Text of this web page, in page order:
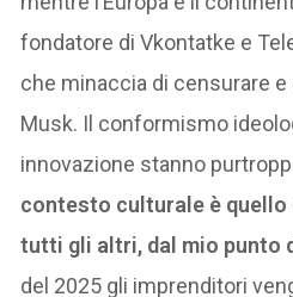
fondatore di Vkontatke e
che minaccia di censurare e
Musk. Il conformismo
innovazione stanno
contesto culturale è quello
tutti gli altri, dal mio punto
del 2025 gli imprenditori